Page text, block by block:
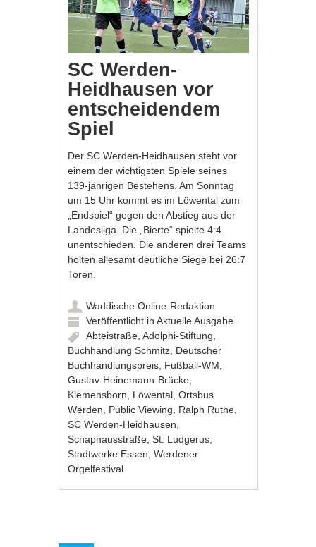
SC Werden-
Heidhausen vor
entscheidendem
Spiel
Der SC Werden-Heidhausen steht vor
einem der wichtigsten Spiele seines
139-jährigen Bestehens. Am Sonntag
um 15 Uhr kommt es im Löwental zum
„Endspiel“ gegen den Abstieg aus der
Landesliga. Die „Bierte“ spielte 4:4
unentschieden. Die anderen drei Teams
holten allesamt deutliche Siege bei 26:7
Toren.
Waddische Online-Redaktion
Veröffentlicht inAktuelle Ausgabe
Abteistraße ,Adolphi-Stiftung
Buchhandlung Schmitz Deutscher
Buchhandlungspreis Fußball-WM
Gustav-Heinemann-Brücke
Klemensborn
Löwental ,Ortsbus
Werden
Public Viewing Ralph Ruthe
SC Werden-Heidhausen
Schaphausstraße ,St. Ludgerus
Stadtwerke Essen ,Werdener
Orgelfestival